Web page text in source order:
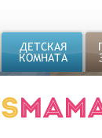
ДЕТСКАЯ
КОМНАТА